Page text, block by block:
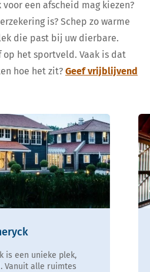
een afscheid mag kiezen?
is? Schep zo warme
die past bij uw dierbare.
op het sportveld. Vaak is dat
hoe het zit? Geef vrijblijvend
is een unieke plek,
Vanuit alle ruimtes